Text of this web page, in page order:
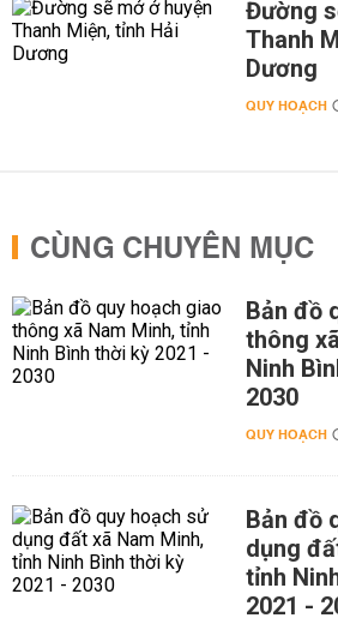
Đường
Thanh
Dương
QUY HOẠCH
CÙNG CHUYÊN MỤC
Bản đồ
thông
Ninh
2030
QUY HOẠCH
Bản đồ
dụng
tỉnh
2021 -